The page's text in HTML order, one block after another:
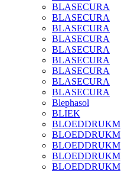
BLASECURA
BLASECURA
BLASECURA
BLASECURA
BLASECURA
BLASECURA
BLASECURA
BLASECURA
BLASECURA
Blephasol
BLIEK
BLOEDDRUKM
BLOEDDRUKM
BLOEDDRUKM
BLOEDDRUKM
BLOEDDRUKM